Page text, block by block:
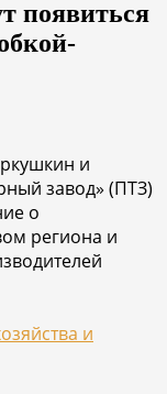
появиться
и
завод» (ПТЗ)
о
региона и
и